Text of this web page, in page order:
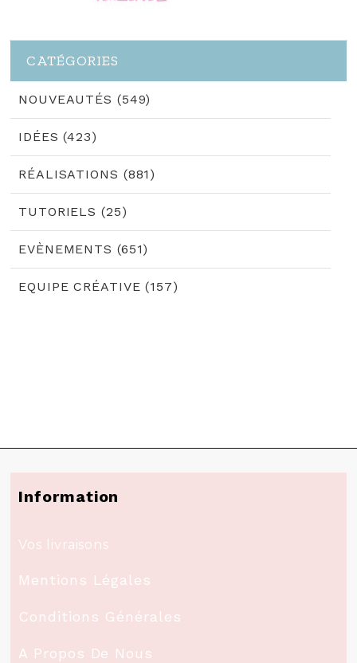
CATÉGORIES
NOUVEAUTÉS (549)
IDÉES (423)
RÉALISATIONS (881)
TUTORIELS (25)
EVÈNEMENTS (651)
EQUIPE CRÉATIVE (157)
Information
Vos livraisons
Mentions Légales
Conditions Générales
A Propos De Nous